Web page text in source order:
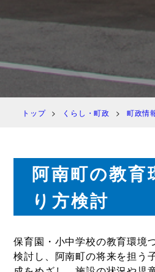
トップ くらし・町政 町政情
阿南町の教育
り方検討
保育園・小中学校の教育環境
検討し、阿南町の将来を担う